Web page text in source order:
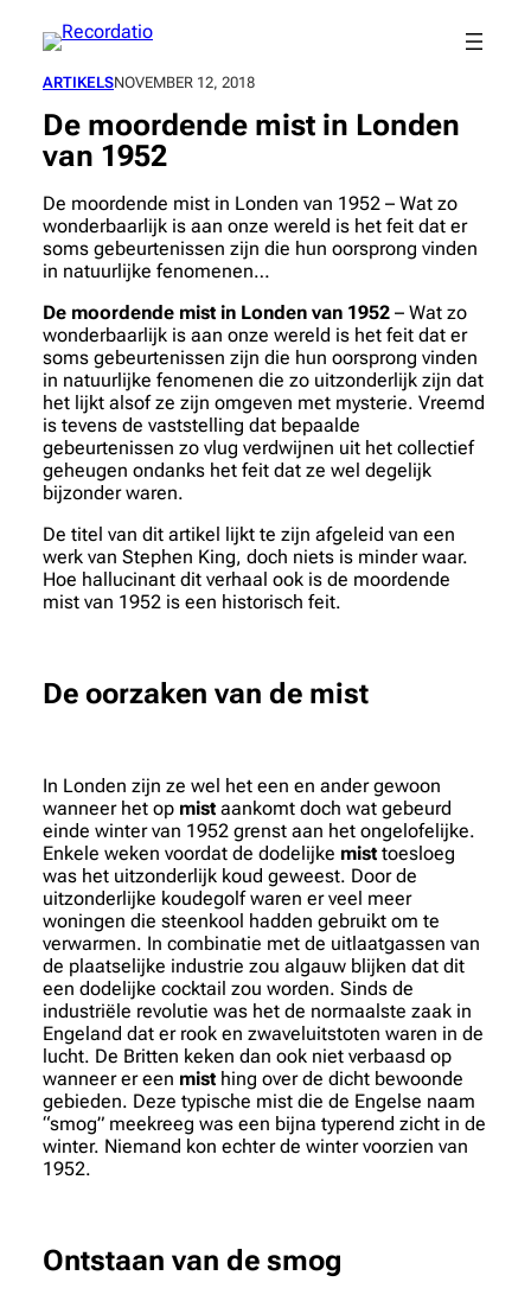
naar
inhoudARTIKELSNOVEMBER 12, 2018
De moordende mist in Londen
van 1952
De moordende mist in Londen van 1952 – Wat zo
wonderbaarlijk is aan onze wereld is het feit dat er
soms gebeurtenissen zijn die hun oorsprong vinden
in natuurlijke fenomenen…
De moordende mist in Londen van 1952 – Wat zo
wonderbaarlijk is aan onze wereld is het feit dat er
soms gebeurtenissen zijn die hun oorsprong vinden
in natuurlijke fenomenen die zo uitzonderlijk zijn dat
het lijkt alsof ze zijn omgeven met mysterie. Vreemd
is tevens de vaststelling dat bepaalde
gebeurtenissen zo vlug verdwijnen uit het collectief
geheugen ondanks het feit dat ze wel degelijk
bijzonder waren.
De titel van dit artikel lijkt te zijn afgeleid van een
werk van Stephen King, doch niets is minder waar.
Hoe hallucinant dit verhaal ook is de moordende
mist van 1952 is een historisch feit.
De oorzaken van de mist
In Londen zijn ze wel het een en ander gewoon
wanneer het op mist aankomt doch wat gebeurd
einde winter van 1952 grenst aan het ongelofelijke.
Enkele weken voordat de dodelijke mist toesloeg
was het uitzonderlijk koud geweest. Door de
uitzonderlijke koudegolf waren er veel meer
woningen die steenkool hadden gebruikt om te
verwarmen. In combinatie met de uitlaatgassen van
de plaatselijke industrie zou algauw blijken dat dit
een dodelijke cocktail zou worden. Sinds de
industriële revolutie was het de normaalste zaak in
Engeland dat er rook en zwaveluitstoten waren in de
lucht. De Britten keken dan ook niet verbaasd op
wanneer er een mist hing over de dicht bewoonde
gebieden. Deze typische mist die de Engelse naam
“smog” meekreeg was een bijna typerend zicht in de
winter. Niemand kon echter de winter voorzien van
1952.
Ontstaan van de smog